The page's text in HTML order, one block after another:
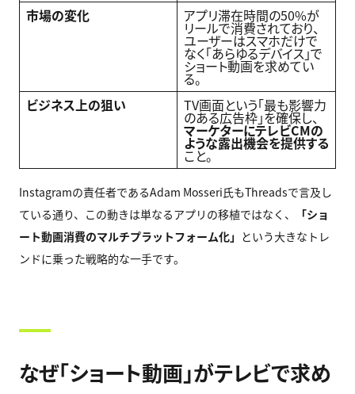
市場の変化
アプリ滞在時間の50%が
リールで消費されており、
ユーザーはスマホだけで
なく「あらゆるデバイス」で
ショート動画を求めてい
る。
ビジネス上の狙い
TV画面という「最も影響力
のある広告枠」を確保し、
マーケターにテレビCMの
ような露出機会を提供する
こと。
Instagramの責任者であるAdam Mosseri氏もThreadsで言及し
ている通り、この動きは単なるアプリの移植ではなく、
「ショ
ート動画消費のマルチプラットフォーム化」 という大きなトレ
ンドに乗った戦略的な一手です。
なぜ「ショート動画」がテレビで求め